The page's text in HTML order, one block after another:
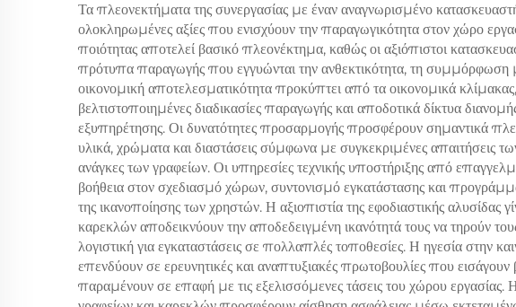
Τα πλεονεκτήματα της συνεργασίας με έναν αναγνωρισμένο
ολοκληρωμένες αξίες που ενισχύουν την παραγωγικότητα στον χώρο
ποιότητας αποτελεί βασικό πλεονέκτημα, καθώς οι αξιόπιστοι
πρότυπα παραγωγής που εγγυώνται την ανθεκτικότητα, τη συμμόρφωση
οικονομική αποτελεσματικότητα προκύπτει από τα οικονομικά
βελτιστοποιημένες διαδικασίες παραγωγής και αποδοτικά δίκτυα
εξυπηρέτησης. Οι δυνατότητες προσαρμογής προσφέρουν σημαντικά
υλικά, χρώματα και διαστάσεις σύμφωνα με συγκεκριμένες απαιτήσεις
ανάγκες των γραφείων. Οι υπηρεσίες τεχνικής υποστήριξης από
βοήθεια στον σχεδιασμό χώρων, συντονισμό εγκατάστασης και
της ικανοποίησης των χρηστών. Η αξιοπιστία της εφοδιαστικής αλυσίδας
καρεκλών αποδεικνύουν την αποδεδειγμένη ικανότητά τους να τηρούν
λογιστική για εγκαταστάσεις σε πολλαπλές τοποθεσίες. Η ηγεσία στην
επενδύουν σε ερευνητικές και αναπτυξιακές πρωτοβουλίες που
παραμένουν σε επαφή με τις εξελισσόμενες τάσεις του χώρου